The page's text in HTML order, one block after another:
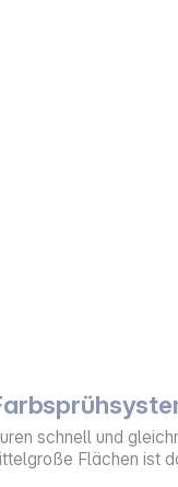
schnell und
Flächen ist